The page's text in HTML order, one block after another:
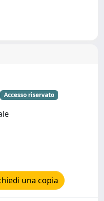
Accesso riservato
una copia